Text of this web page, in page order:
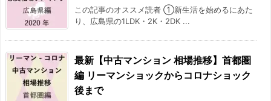
2017/06 -8.6%
2017/07 -7.1%
2017/08 7.7%
2017/09
この記事のオススメ読者 ①新生活を始めるにあた
り、広島県の1LDK・2K・2DK ...
最新【中古マンション 相場推移】首都圏
編 リーマンショックからコロナショック
後まで